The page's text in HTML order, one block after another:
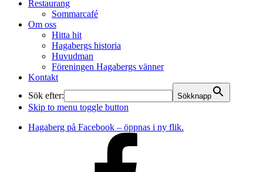
Restaurang
Sommarcafé
Om oss
Hitta hit
Hagabergs historia
Huvudman
Föreningen Hagabergs vänner
Kontakt
Sök efter:
Sökknapp
Skip to menu toggle button
Hagaberg på Facebook – öppnas i ny flik.